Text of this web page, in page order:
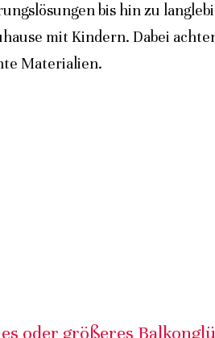
bis hin zu
mit Kindern. Dabei
Materialien.
oder größeres